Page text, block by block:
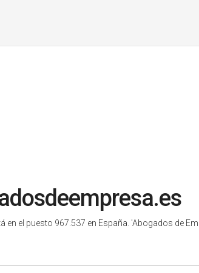
el puesto 967.537 en España. 'Abogados de